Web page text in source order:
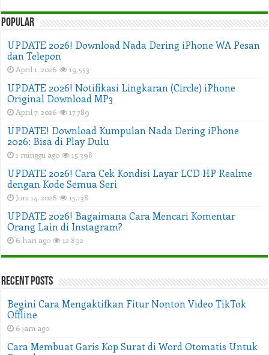
Popular
UPDATE 2026! Download Nada Dering iPhone WA Pesan
dan Telepon
April 1, 2026 19,553
UPDATE 2026! Notifikasi Lingkaran (Circle) iPhone
Original Download MP3
April 7, 2026 17,789
UPDATE! Download Kumpulan Nada Dering iPhone
2026: Bisa di Play Dulu
1 minggu ago 15,398
UPDATE 2026! Cara Cek Kondisi Layar LCD HP Realme
dengan Kode Semua Seri
Juni 14, 2026 15,138
UPDATE 2026! Bagaimana Cara Mencari Komentar
Orang Lain di Instagram?
6 hari ago 12,892
Recent Posts
Begini Cara Mengaktifkan Fitur Nonton Video TikTok
Offline
6 jam ago
Cara Membuat Garis Kop Surat di Word Otomatis Untuk